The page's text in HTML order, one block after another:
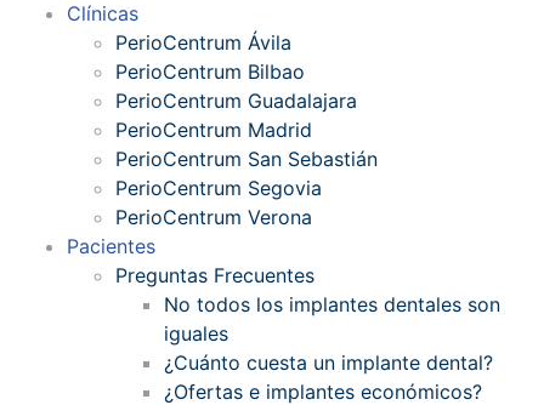
Clínicas
PerioCentrum Ávila
PerioCentrum Bilbao
PerioCentrum Guadalajara
PerioCentrum Madrid
PerioCentrum San Sebastián
PerioCentrum Segovia
PerioCentrum Verona
Pacientes
Preguntas Frecuentes
No todos los implantes dentales son
iguales
¿Cuánto cuesta un implante dental?
¿Ofertas e implantes económicos?